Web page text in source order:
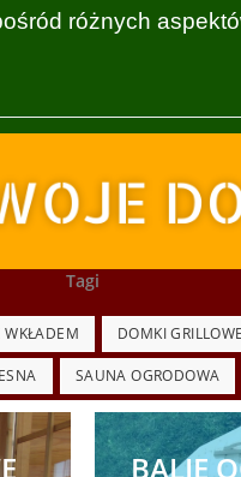
różnych
TWOJE DOMOWE
Tagi
WKŁADEM DOMKI GRILLOWE
SAUNA OGRODOWA
BALIE